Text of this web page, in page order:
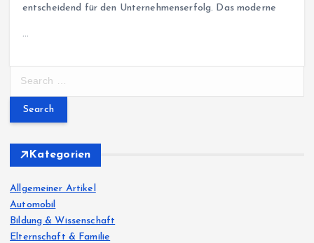
entscheidend für den Unternehmenserfolg. Das moderne
…
r
f
o
r
:
Kategorien
Allgemeiner Artikel
Automobil
Bildung & Wissenschaft
Elternschaft & Familie